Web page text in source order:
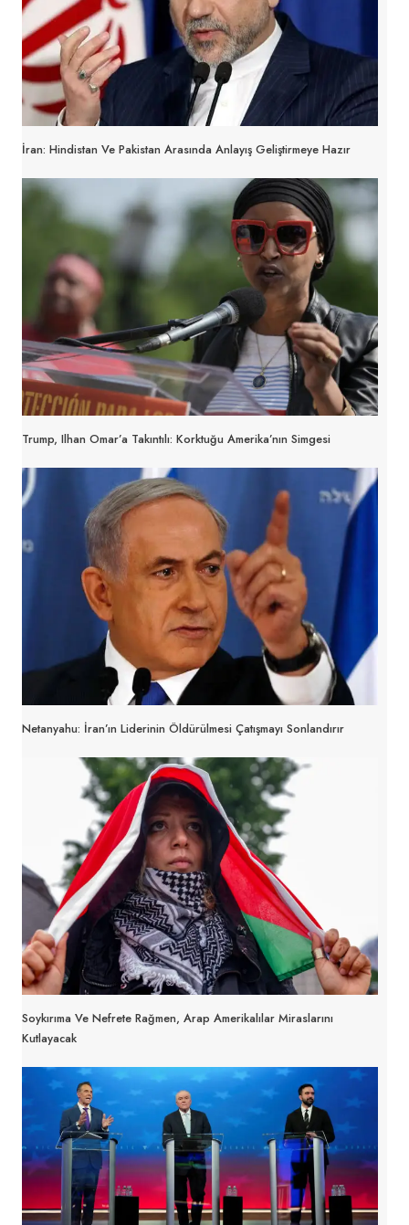
İran: Hindistan Ve Pakistan Arasında Anlayış Geliştirmeye Hazır
Trump, Ilhan Omar’a Takıntılı: Korktuğu Amerika’nın Simgesi
Netanyahu: İran’ın Liderinin Öldürülmesi Çatışmayı Sonlandırır
Soykırıma Ve Nefrete Rağmen, Arap Amerikalılar Miraslarını
Kutlayacak